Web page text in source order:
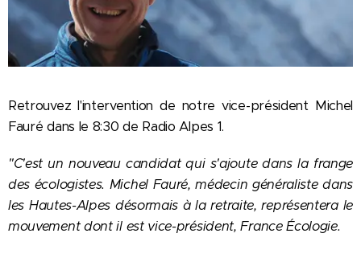
‪Retrouvez l'intervention de notre vice-président Michel
Fauré dans le 8:30 de Radio Alpes 1.
"C'est un nouveau candidat qui s'ajoute dans la frange
des écologistes. Michel Fauré, médecin généraliste dans
les Hautes-Alpes désormais à la retraite, représentera le
mouvement dont il est vice-président, France Écologie.